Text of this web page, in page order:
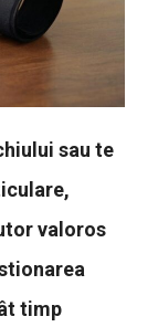
sau te
valoros
timp